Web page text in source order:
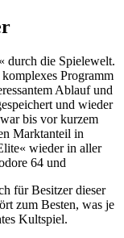
durch die Spielewelt.
Programm
Ablauf und
und wieder
bis vor kurzem
Marktanteil in
wieder in aller
64 und
für Besitzer dieser
zum Besten, was je
Kultspiel.